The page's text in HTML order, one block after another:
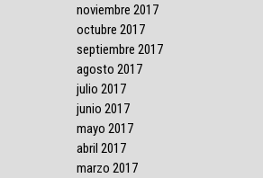
noviembre 2017
octubre 2017
septiembre 2017
agosto 2017
julio 2017
junio 2017
mayo 2017
abril 2017
marzo 2017